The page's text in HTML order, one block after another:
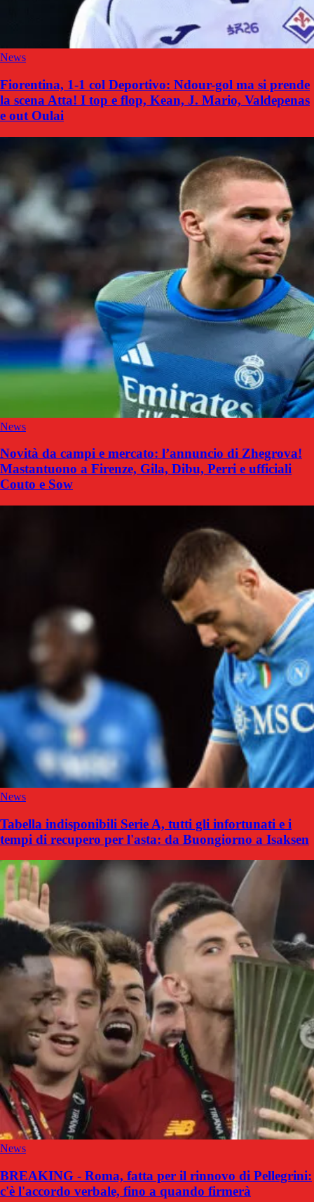
News
Fiorentina, 1-1 col Deportivo: Ndour-gol ma si prende
la scena Atta! I top e flop, Kean, J. Mario, Valdepenas
e out Oulai
News
Novità da campi e mercato: l’annuncio di Zhegrova!
Mastantuono a Firenze, Gila, Dibu, Perri e ufficiali
Couto e Sow
News
Tabella indisponibili Serie A, tutti gli infortunati e i
tempi di recupero per l'asta: da Buongiorno a Isaksen
News
BREAKING - Roma, fatta per il rinnovo di Pellegrini:
c'è l'accordo verbale, fino a quando firmerà